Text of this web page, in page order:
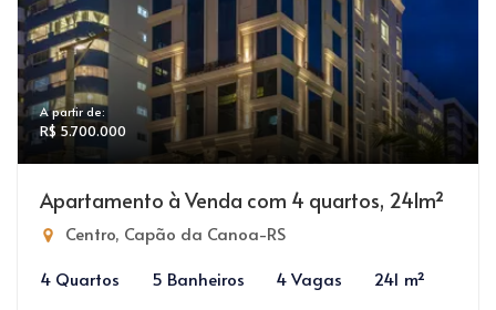
A partir de:
R$ 5.700.000
Apartamento à Venda com 4 quartos, 241m²
Centro, Capão da Canoa-RS
4 Quartos
5 Banheiros 4 Vagas 241 m²